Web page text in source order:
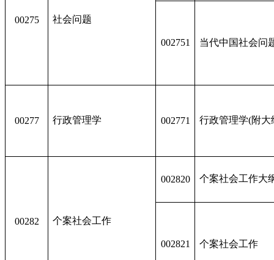
00275 社会问题
002751 当代中国社会问
00277 行政管理学 002771 行政管理学(附大
00282 个案社会工作
002820 个案社会工作大
002821 个案社会工作